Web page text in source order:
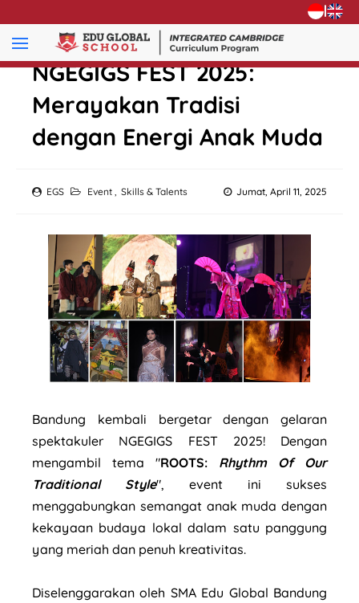
|
NGEGIGS FEST 2025:
Merayakan Tradisi
dengan Energi Anak Muda
EGS Jumat, April 11, 2025
Event , Skills & Talents
Bandung kembali bergetar dengan gelaran
spektakuler NGEGIGS FEST 2025! Dengan
mengambil tema "ROOTS: Rhythm Of Our
Traditional Style", event ini sukses
menggabungkan semangat anak muda dengan
kekayaan budaya lokal dalam satu panggung
yang meriah dan penuh kreativitas.
Diselenggarakan oleh SMA Edu Global Bandung